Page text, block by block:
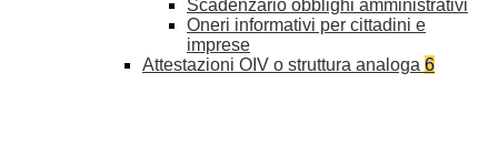
Scadenzario obblighi amministrativi
Oneri informativi per cittadini e
imprese
Attestazioni OIV o struttura analoga 6